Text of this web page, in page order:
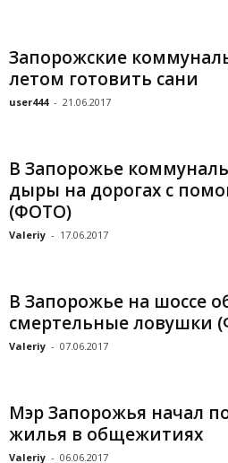
Запорожские
летом готовить сани
user444 - 21.06.2017
В Запорожье
дыры на дорогах с
(ФОТО)
Valeriy - 17.06.2017
В Запорожье на шоссе
смертельные ловушки
Valeriy - 07.06.2017
Мэр Запорожья начал
жилья в общежитиях
Valeriy - 06.06.2017